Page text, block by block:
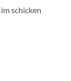
schicken